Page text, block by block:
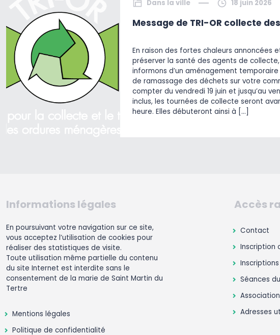
Dans la ville 18 juin 2026
Message de TRI-OR collecte
En raison des fortes chaleurs annoncées
préserver la santé des agents de collecte,
informons d’un aménagement
de ramassage des déchets sur votre
compter du vendredi 19 juin et jusqu’au
inclus, les tournées de collecte seront
heure. Elles débuteront ainsi à […]
Informations légales
En poursuivant votre navigation sur ce site,
vous acceptez l’utilisation de cookies pour
réaliser des statistiques de visite.
Toute utilisation même partielle du contenu
du site Internet est interdite sans le
consentement de la marie de Saint Martin du
Tertre
Mentions légales
Politique de confidentialité
Accès
Contact
Inscription
Séances
Adresses